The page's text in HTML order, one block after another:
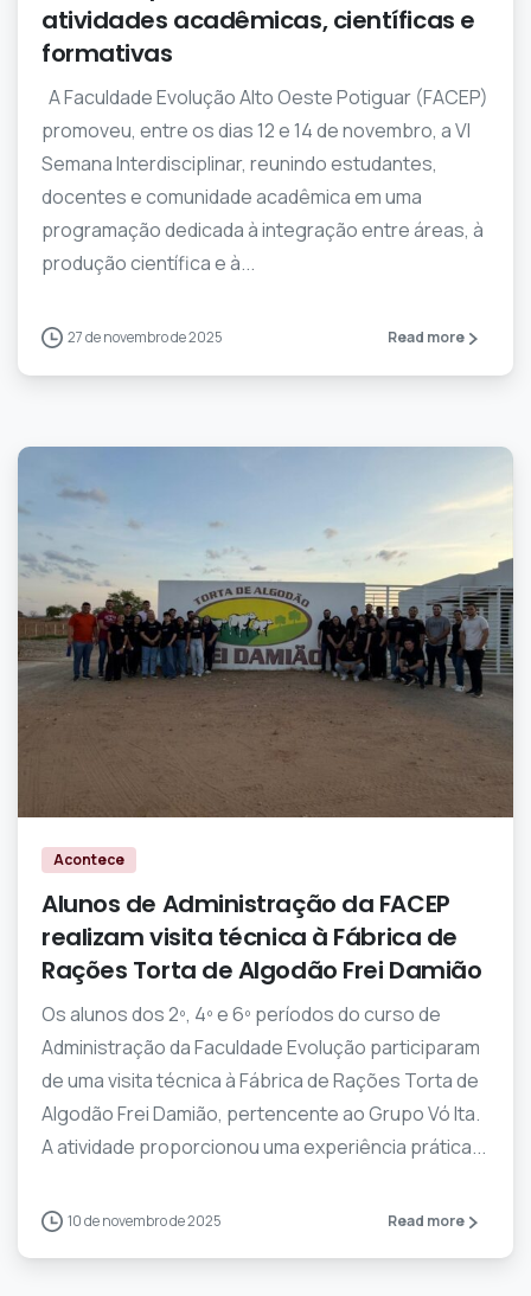
atividades acadêmicas, científicas e
formativas
A Faculdade Evolução Alto Oeste Potiguar (FACEP)
promoveu, entre os dias 12 e 14 de novembro, a VI
Semana Interdisciplinar, reunindo estudantes,
docentes e comunidade acadêmica em uma
programação dedicada à integração entre áreas, à
produção científica e à...
27 de novembro de 2025 Read more
Acontece
Alunos de Administração da FACEP
realizam visita técnica à Fábrica de
Rações Torta de Algodão Frei Damião
Os alunos dos 2º, 4º e 6º períodos do curso de
Administração da Faculdade Evolução participaram
de uma visita técnica à Fábrica de Rações Torta de
Algodão Frei Damião, pertencente ao Grupo Vó lta.
A atividade proporcionou uma experiência prática...
10 de novembro de 2025 Read more